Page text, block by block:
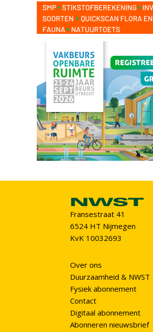
Fransestraat 41
6524 HT Nijmegen
KvK 10032693
Over ons
Duurzaamheid & NWST
Fysiek abonnement
Contact
Digitaal abonnement
Abonneren nieuwsbrief